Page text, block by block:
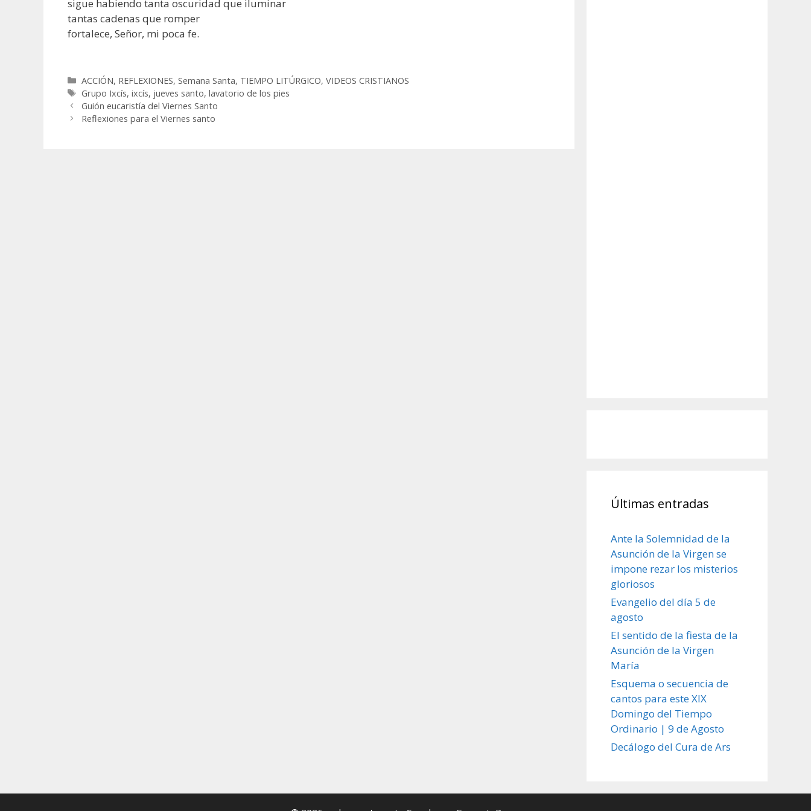
sigue habiendo tanta oscuridad que iluminar
tantas cadenas que romper
fortalece, Señor, mi poca fe.
Categorías
ACCIÓN, REFLEXIONES,Semana Santa, TIEMPO LITÚRGICO,VIDEOS CRISTIANOS
Etiquetas
Grupo Ixcís,ixcís, jueves santo,lavatorio de los pies
Guión eucaristía del Viernes Santo
Reflexiones para el Viernes santo
Últimas entradas
Ante la Solemnidad de la
Asunción de la Virgen se
impone rezar los misterios
gloriosos
Evangelio del día 5 de
agosto
El sentido de la fiesta de la
Asunción de la Virgen
María
Esquema o secuencia de
cantos para este XIX
Domingo del Tiempo
Ordinario | 9 de Agosto
Decálogo del Cura de Ars